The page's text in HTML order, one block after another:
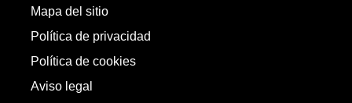
Mapa del sitio
Política de privacidad
Política de cookies
Aviso legal